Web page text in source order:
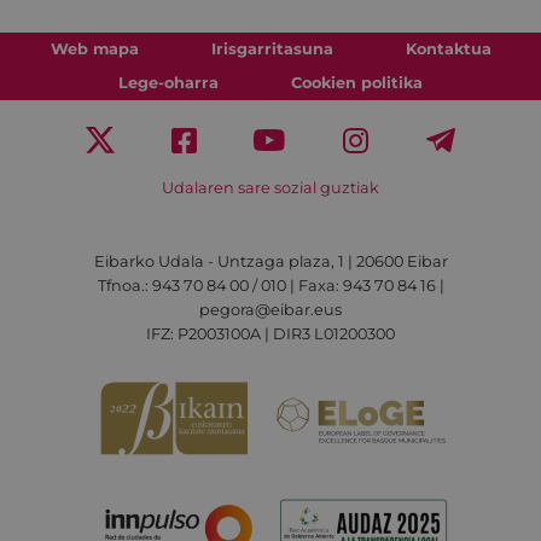
Web mapa Irisgarritasuna
Kontaktua
Lege-oharra
Cookien politika
Udalaren sare sozial guztiak
Eibarko Udala - Untzaga plaza, 1 | 20600 Eibar
Tfnoa.: 943 70 84 00 / 010 | Faxa: 943 70 84 16 |
pegora@eibar.eus
IFZ: P2003100A | DIR3 L01200300